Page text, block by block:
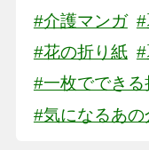
#介護マンガ #
#花の折り紙
#一枚でできる
#気になるあの